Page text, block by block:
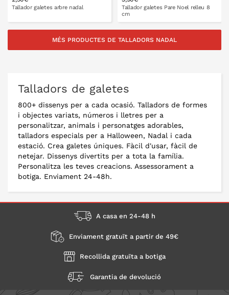
Tallador galetes arbre nadal
Tallador galetes Pare Noel relleu 8
cm
MÉS PRODUCTES DE TALLADORS NADAL
Talladors de galetes
800+ dissenys per a cada ocasió. Talladors de formes
i objectes variats, números i lletres per a
personalitzar, animals i personatges adorables,
talladors especials per a Halloween, Nadal i cada
estació. Crea galetes úniques. Fàcil d'usar, fàcil de
netejar. Dissenys divertits per a tota la família.
Personalitza les teves creacions. Assessorament a
botiga. Enviament 24-48h.
A casa en 24-48 h
Enviament gratuït a partir de 49€
Recollida gratuïta a botiga
Garantia de devolució